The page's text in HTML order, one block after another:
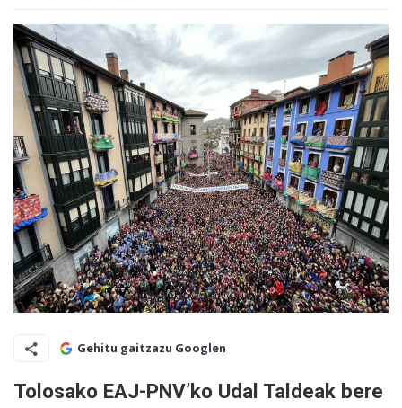
Gehitu gaitzazu Googlen
Tolosako EAJ-PNV’ko Udal Taldeak bere